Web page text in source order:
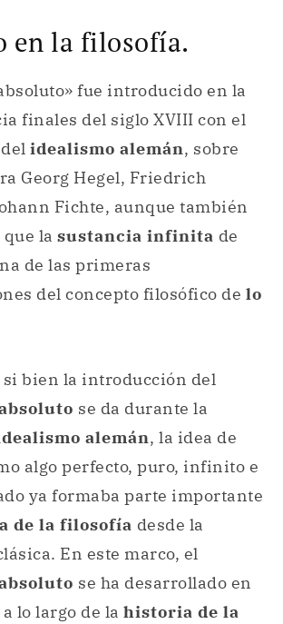
en la filosofía.
fue introducido en la
finales del siglo XVIII con el
idealismo alemán, sobre
Georg Hegel, Friedrich
Fichte, aunque también
la sustancia infinita de
de las primeras
del concepto filosófico de lo
si bien la introducción del
se da durante la
alemán, la idea de
algo perfecto, puro, infinito e
ya formaba parte importante
de la filosofía desde la
En este marco, el
se ha desarrollado en
lo largo de la historia de la